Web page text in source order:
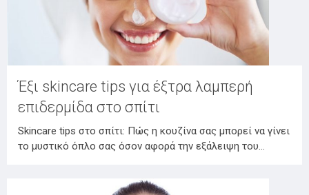
Έξι skincare tips για έξτρα λαμπερή
επιδερμίδα στο σπίτι
Skincare tips στο σπίτι: Πώς η κουζίνα σας μπορεί να γίνει
το μυστικό όπλο σας όσον αφορά την εξάλειψη του…